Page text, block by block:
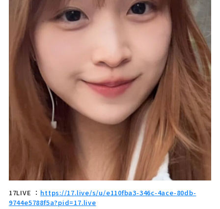
17LIVE ： https://17.live/s/u/e110fba3-346c-4ace-80db-
9744e5788f5a?pid=17.live